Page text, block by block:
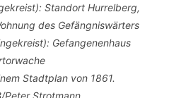
Standort Hurrelberg,
des Gefängniswärters
Gefangenenhaus
Stadtplan von 1861.
Peter Strotmann